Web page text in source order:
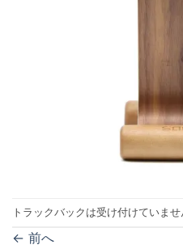
トラックバックは受け付けていませ
← 前へ